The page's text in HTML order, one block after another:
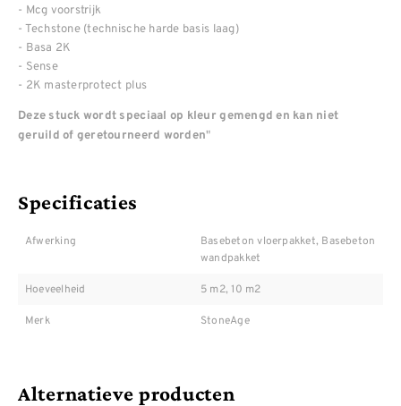
- Mcg voorstrijk
- Techstone (technische harde basis laag)
- Basa 2K
- Sense
- 2K masterprotect plus
Deze stuck wordt speciaal op kleur gemengd en kan niet
geruild of geretourneerd worden"
Specificaties
Afwerking
Basebeton vloerpakket, Basebeton
wandpakket
Hoeveelheid 5 m2, 10 m2
Merk StoneAge
Alternatieve producten